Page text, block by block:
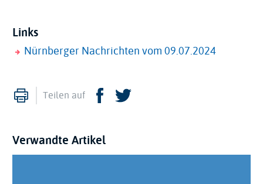
Links
Nürnberger Nachrichten vom 09.07.2024
Drucken
Teilen auf Facebook
Verwandte Artikel